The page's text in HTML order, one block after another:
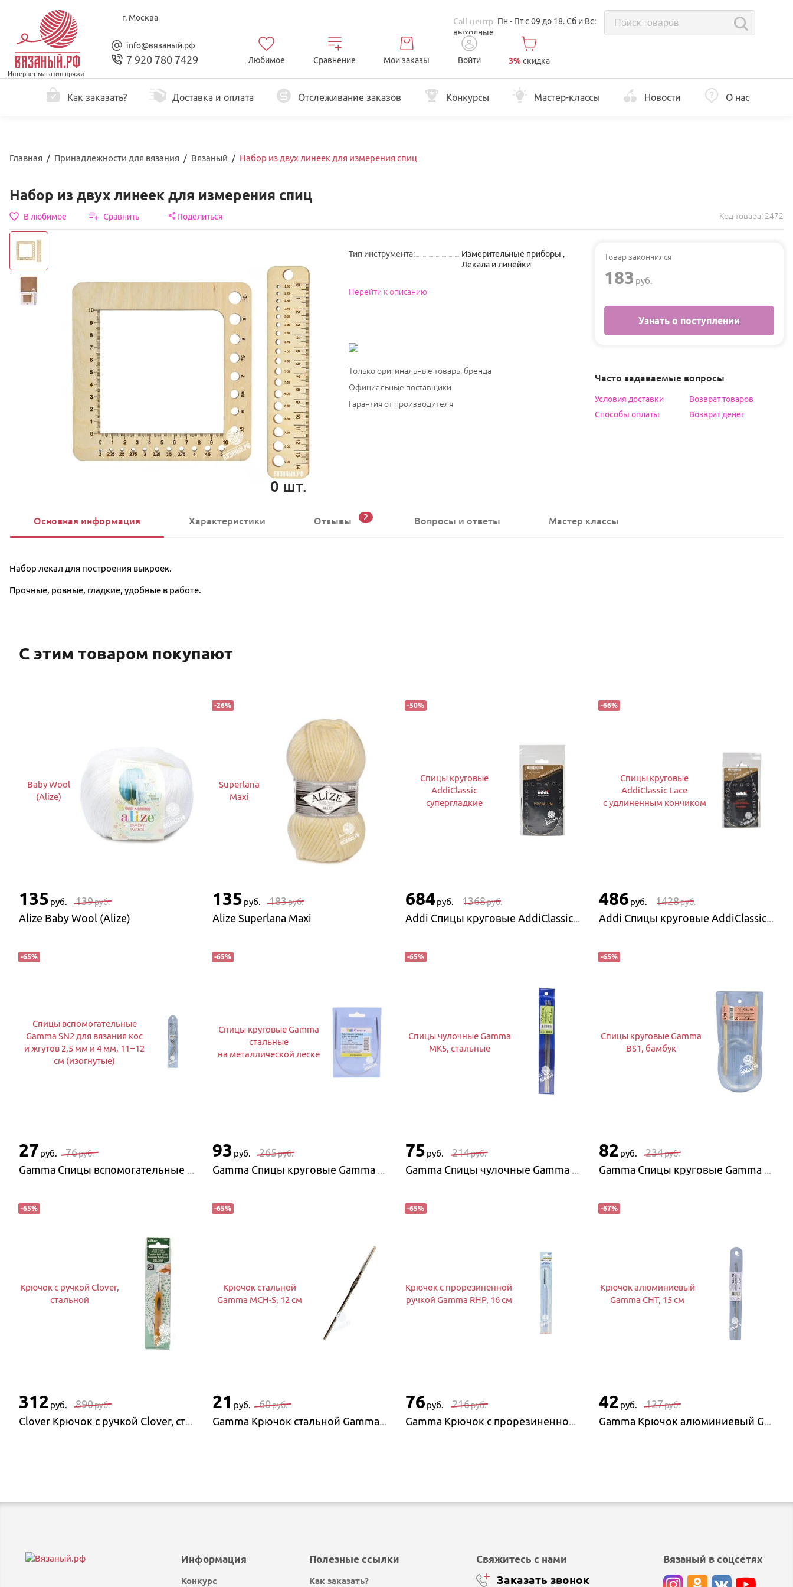
Интернет-магазин пряжи
г. Москва Call-центр: Пн - Пт с 09 до 18. Сб и Вс:
выходные
info@вязаный.рф
7 920 780 7429 Любимое Сравнение Мои заказы Войти 3%скидка
Как заказать? Доставка и оплата Отслеживание заказов Конкурсы Мастер-классы Новости О нас
Главная / Принадлежности для вязания / Вязаный / Набор из двух линеек для измерения спиц
Набор из двух линеек для измерения спиц
В любимое Сравнить Поделиться Код товара: 2472
0 шт.
Тип инструмента: Измерительные приборы ,
Лекала и линейки
Перейти к описанию
Только оригинальные товары бренда
Официальные поставщики
Гарантия от производителя
Товар закончился
183 руб.
Узнать о поступлении
Часто задаваемые вопросы
Условия доставки
Возврат товаров
Способы оплаты
Возврат денег
Основная информация Характеристики Отзывы 2 Вопросы и ответы Мастер классы
Набор лекал для построения выкроек.
Прочные, ровные, гладкие, удобные в работе.
С этим товаром покупают
Baby Wool
(Alize)
135 руб. 139руб.
Alize Baby Wool (Alize)
-26%
Superlana
Maxi
135 руб. 183руб.
Alize Superlana Maxi
-50%
Спицы круговые
AddiClassic
супергладкие
684руб. 1368руб.
Addi Спицы круговые AddiClassic супергладкие
-66%
Спицы круговые
AddiClassic Lace
с удлиненным кончиком
486 руб. 1428руб.
Addi Спицы круговые AddiClassic Lace с удлиненным кончиком
-65%
Спицы вспомогательные
Gamma SN2 для вязания кос
и жгутов 2,5 мм и 4 мм, 11−12
см (изогнутые)
27 руб. 76руб.
Gamma Спицы вспомогательные Gamma SN2 для вязания кос и жгутов 2,5 мм и 4 мм, 11−12 см (изогнутые)
-65%
Спицы круговые Gamma
стальные
на металлической леске
93 руб. 265руб.
Gamma Спицы круговые Gamma стальные на металлической леске
-65%
Спицы чулочные Gamma
MK5, стальные
75 руб. 214руб.
Gamma Спицы чулочные Gamma MK5, стальные
-65%
Спицы круговые Gamma
BS1, бамбук
82 руб. 234руб.
Gamma Спицы круговые Gamma BS1, бамбук
-65%
Крючок с ручкой Clover,
стальной
312 руб. 890руб.
Clover Крючок с ручкой Clover, стальной
-65%
Крючок стальной
Gamma MCH-S, 12 см
21 руб. 60руб.
Gamma Крючок стальной Gamma MCH-S, 12 см
-65%
Крючок с прорезиненной
ручкой Gamma RHP, 16 см
76 руб. 216руб.
Gamma Крючок с прорезиненной ручкой Gamma RHP, 16 см
-67%
Крючок алюминиевый
Gamma CHT, 15 см
42 руб. 127руб.
Gamma Крючок алюминиевый Gamma CHT, 15 см
Информация
Конкурс
Полезные ссылки
Как заказать?
Свяжитесь с нами
Заказать звонок
Вязаный в соцсетях